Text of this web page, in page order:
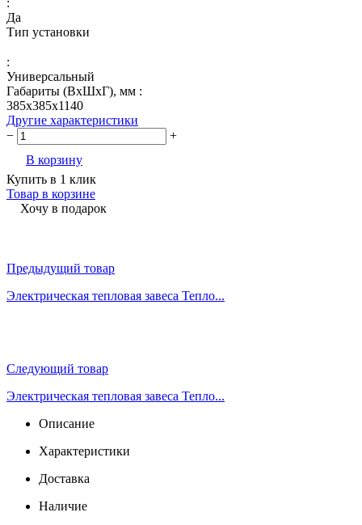
:
Да
Тип установки
:
Универсальный
Габариты (ВхШхГ), мм :
385x385x1140
Другие характеристики
−
+
В корзину
Купить в 1 клик
Товар в корзине
Хочу в подарок
Предыдущий товар
Электрическая тепловая завеса Тепло...
Следующий товар
Электрическая тепловая завеса Тепло...
Описание
Характеристики
Доставка
Наличие